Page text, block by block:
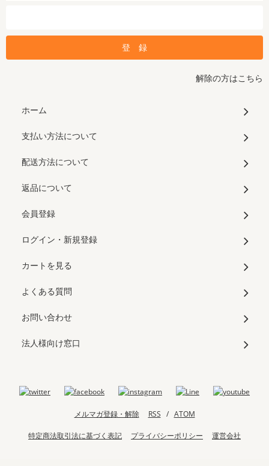
解除の方はこちら
ホーム
支払い方法について
配送方法について
返品について
会員登録
ログイン・新規登録
カートを見る
よくある質問
お問い合わせ
法人様向け窓口
メルマガ登録・解除 RSS / ATOM
特定商法取引法に基づく表記 プライバシーポリシー 運営会社